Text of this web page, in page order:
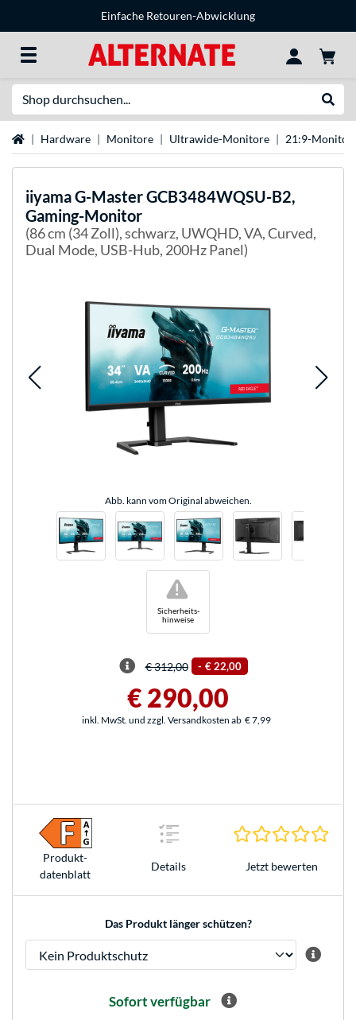
Einfache Retouren-Abwicklung
StartseiteHardware Monitore Ultrawide-Monitore 21:9-
iiyamaG-Master GCB3484WQSU-B2,
Gaming-Monitor
(86 cm (34 Zoll), schwarz, UWQHD, VA, Curved,
Dual Mode, USB-Hub, 200Hz Panel)
Abb. kann vom Original abweichen.
Sicherheits-
hinweise
!
€ 312,00 - € 22,00
€ 290,00
inkl. MwSt. und zzgl. Versandkosten ab € 7,99
Produkt­
datenblatt
Details Jetzt bewerten
Das Produkt länger schützen?
Sofort verfügbar